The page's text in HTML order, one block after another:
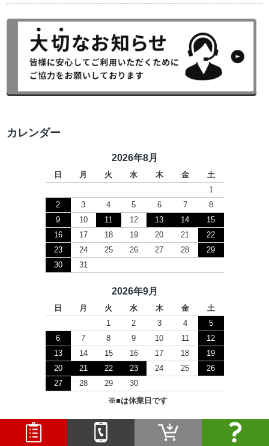
カレンダー
2026年8月
日 月 火 水 木 金
土
1
2
3 4 5 6 7
8
9
10 11 12 13 14
15
16
17 18 19 20 21
22
23
24 25 26 27 28
29
30
31
2026年9月
日 月 火 水 木 金
土
1
2 3 4
5
6
7 8 9 10 11
12
13
14 15 16 17 18
19
20
21 22 23 24 25
26
27
28 29 30
※■は休業日です
Copyright © 2026 セツビコム All Rights Reserved.